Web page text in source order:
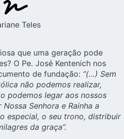
Teles
que uma geração pode
O Pe. José Kentenich nos
de fundação: “(…) Sem
não podemos realizar,
podemos legar aos nossos
Senhora e Rainha a
especial, o seu trono, distribuir
da graça”.